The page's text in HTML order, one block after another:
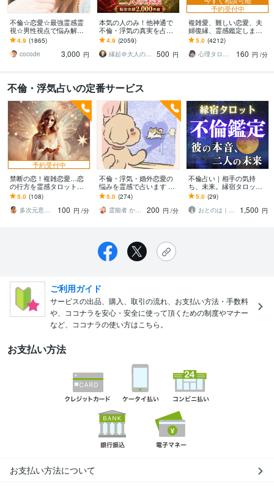
不倫☆恋愛☆最強霊感霊
視☆男性視点で悩み解決
します 彼のホントの気持
を霊視で読解き あなた
のモヤモヤを解決します
4.9 (1865)
cocode
3,000 円
本気の人のみ！他神通で
不倫・浮気の真実を占い
ます 不倫・W不倫・浮気
など複雑恋愛の専門家に
よる究極霊視鑑定
4.9 (2059)
縁起＠大人の恋愛占い師
500 円
予約受付中
複雑愛、難しい恋愛、夫
婦復縁、霊感鑑定します
鑑定中に癒しの声で波動
を整え、変化と成就をサ
ポートします
5.0 (4212)
心理タロット 愛乃巫奏（アムールのぶえ）
160 円 /分
不倫・浮気占いの定番サービス
予約受付中
禁断の恋！複雑恋愛…恋
の行方を霊感タロットで
視ます パートナーがいる
のに抑えられない恋！ざ
わざわもやもやを解消
5.0 (108)
多次元意識覚醒ガイド⭐︎珠緒（たまお）
100 円 /分
不倫・浮気・婚外恋愛の
悩みを霊感で占います 誰
にも言えない恋愛のお悩
みを一人で抱え込まずに
ご相談ください
5.0 (274)
霊能者 かなえ夢 ✨️人間パワースポット
200 円 /分
不倫占い｜相手の気持
ち、未来。縁宿タロット
で視ます 12h以内✨あなた
の不安に寄り添い、アド
バイスをお伝えします
5.0 (29)
おとのは｜縁宿恋占い師
1,500 円
ご利用ガイド
サービスの出品、購入、取引の流れ、お支払い方法・手数料
や、ココナラを安心・安全に使って頂くための制度やマナー
など、ココナラの使い方はこちら。
お支払い方法
お支払い方法について